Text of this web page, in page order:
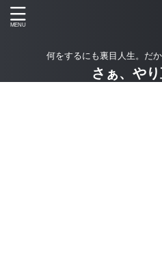
何をするにも裏目人生。だ
さぁ、やり